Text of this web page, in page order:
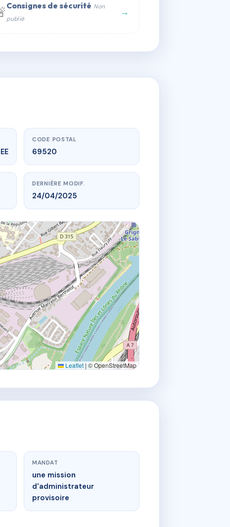
Consignes de sécurité Non
publié
→
CODE POSTAL
69520
DERNIÈRE MODIF.
24/04/2025
Leaflet | © OpenStreetMap
MANDAT
une mission
d'administrateur
provisoire